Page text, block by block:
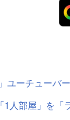
ユーチューバ
1人部屋」を